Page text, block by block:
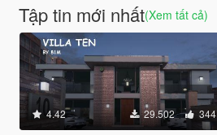
Tập tin mới nhất(Xem tất cả)
4.42 29.502 344